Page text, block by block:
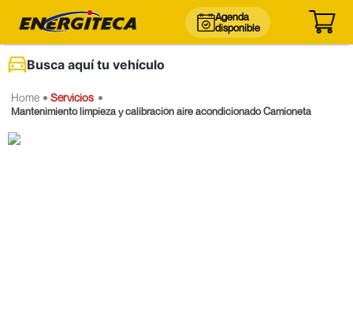
Agenda
disponible
Busca aquí tu vehículo
Servicios
Mantenimiento limpieza y calibración aire acondicionado Camioneta